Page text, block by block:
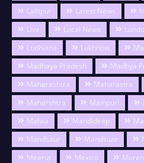
Lalitpur
Latest News
Live
Local News
Ludhiana
Lukhnow
Madhaya Pradesh
Madhya
Maharashtra
Maharastra
Maharshtra
Mainpuri
Malwa
Mandideep
Mandsaur
Mandsuar
Meerut
Mexico